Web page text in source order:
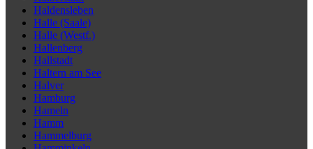
Haldensleben
Halle (Saale)
Halle (Westf.)
Hallenberg
Hallstadt
Haltern am See
Halver
Hamburg
Hameln
Hamm
Hammelburg